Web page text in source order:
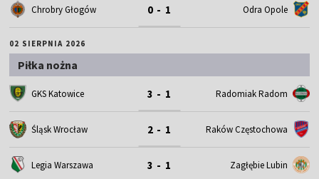
Chrobry Głogów 0 - 1 Odra Opole
02 SIERPNIA 2026
Piłka nożna
GKS Katowice 3 - 1 Radomiak Radom
Śląsk Wrocław 2 - 1 Raków Częstochowa
Legia Warszawa 3 - 1 Zagłębie Lubin